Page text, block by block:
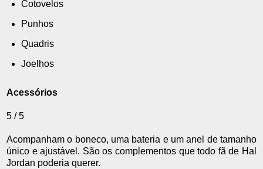
Cotovelos
Punhos
Quadris
Joelhos
Acessórios
5 / 5
Acompanham o boneco, uma bateria e um anel de tamanho
único e ajustável. São os complementos que todo fã de Hal
Jordan poderia querer.